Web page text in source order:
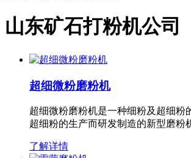
山东矿石打粉机公司
超细微粉磨粉机
超细微粉磨粉机是一种细粉及超细粉
超细粉的生产而研发制造的新型磨粉
了解详情